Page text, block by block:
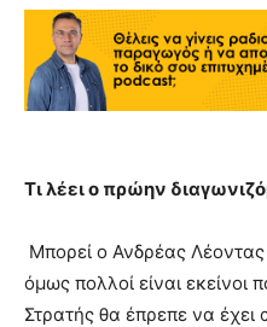
Τι λέει ο πρώην
Μπορεί ο Ανδρέας
όμως πολλοί είναι εκείνοι
Στρατής θα έπρεπε να έχει